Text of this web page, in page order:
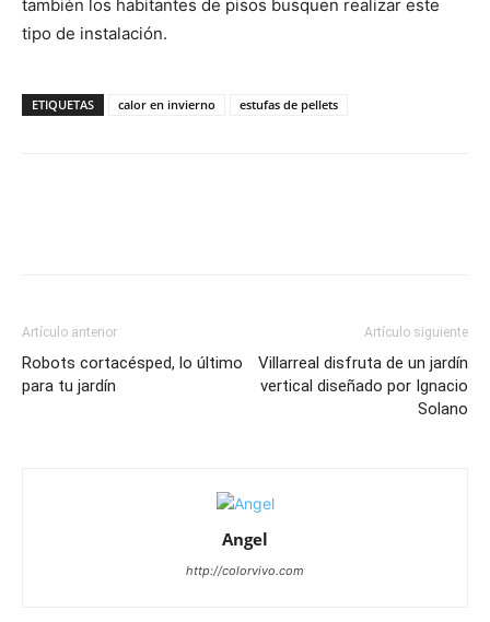
también los habitantes de pisos busquen realizar este
tipo de instalación.
ETIQUETAS calor en invierno estufas de pellets
Artículo anterior
Robots cortacésped, lo último
para tu jardín
Artículo siguiente
Villarreal disfruta de un jardín
vertical diseñado por Ignacio
Solano
Angel
http://colorvivo.com